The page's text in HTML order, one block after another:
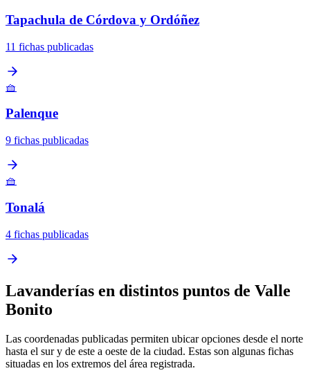
Tapachula de Córdova y Ordóñez
11 fichas publicadas
🧺
Palenque
9 fichas publicadas
🧺
Tonalá
4 fichas publicadas
Lavanderías en distintos puntos de Valle
Bonito
Las coordenadas publicadas permiten ubicar opciones desde el norte
hasta el sur y de este a oeste de la ciudad. Estas son algunas fichas
situadas en los extremos del área registrada.